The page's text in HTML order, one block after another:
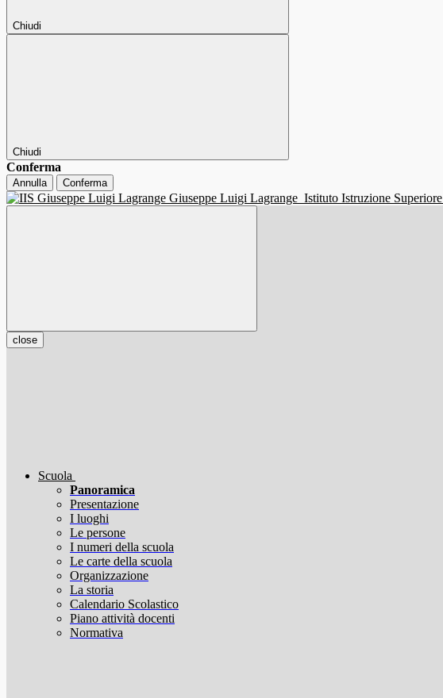
Chiudi
Chiudi
Conferma
Annulla Conferma
Giuseppe Luigi Lagrange Istituto Istruzione Superiore
close
Scuola
Panoramica
Presentazione
I luoghi
Le persone
I numeri della scuola
Le carte della scuola
Organizzazione
La storia
Calendario Scolastico
Piano attività docenti
Normativa